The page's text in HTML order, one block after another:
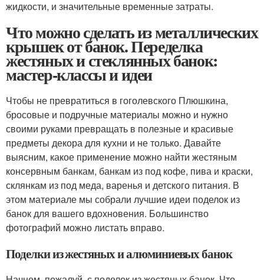
жидкости, и значительные временные затраты.
Что можно сделать из металлических
крышек от банок. Переделка
жестяных и стеклянных банок:
мастер-классы и идеи
Чтобы не превратиться в гоголевского Плюшкина,
бросовые и подручные материалы можно и нужно
своими руками превращать в полезные и красивые
предметы декора для кухни и не только. Давайте
выясним, какое применение можно найти жестяным
консервным банкам, банкам из под кофе, пива и краски,
склянкам из под меда, варенья и детского питания. В
этом материале мы собрали лучшие идеи поделок из
банок для вашего вдохновения. Большинство
фотографий можно листать вправо.
Поделки из жестяных и алюминиевых банок